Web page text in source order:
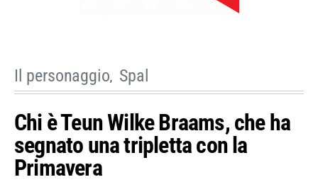
Il personaggio Spal
Chi è Teun Wilke Braams, che ha
segnato una tripletta con la
Primavera